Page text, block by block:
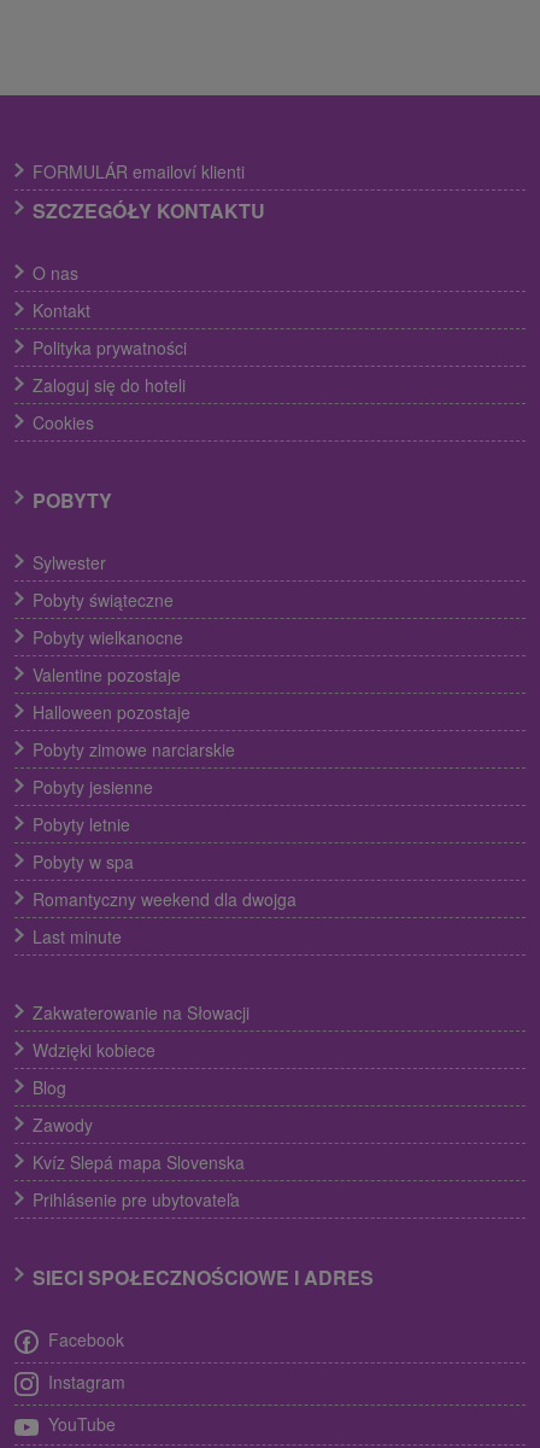
FORMULÁR emailoví klienti
SZCZEGÓŁY KONTAKTU
O nas
Kontakt
Polityka prywatności
Zaloguj się do hoteli
Cookies
POBYTY
Sylwester
Pobyty świąteczne
Pobyty wielkanocne
Valentine pozostaje
Halloween pozostaje
Pobyty zimowe narciarskie
Pobyty jesienne
Pobyty letnie
Pobyty w spa
Romantyczny weekend dla dwojga
Last minute
Zakwaterowanie na Słowacji
Wdzięki kobiece
Blog
Zawody
Kvíz Slepá mapa Slovenska
Prihlásenie pre ubytovateľa
SIECI SPOŁECZNOŚCIOWE I ADRES
Facebook
Instagram
YouTube